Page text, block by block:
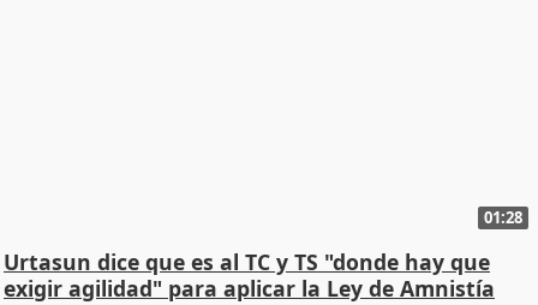
01:28
Urtasun dice que es al TC y TS "donde hay que
exigir agilidad" para aplicar la Ley de Amnistía